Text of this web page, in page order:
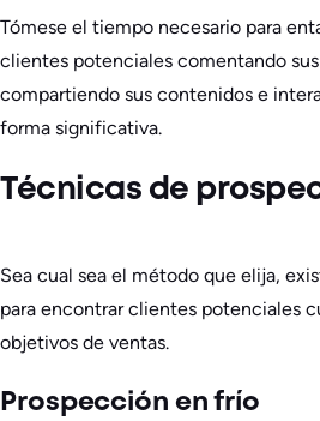
Tómese el tiempo necesario para
clientes potenciales comentando
compartiendo sus contenidos e
forma significativa.
Técnicas de
Sea cual sea el método que elija,
para encontrar clientes potenciales
objetivos de ventas.
Prospección en frío